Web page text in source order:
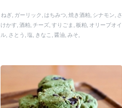
ねぎ ガーリック はちみつ 焼き酒粕 シナモン さ
けかす 酒粕 チーズ すりごま 板粕 オリーブオイ
ル さとう 塩 きなこ 醤油 みそ